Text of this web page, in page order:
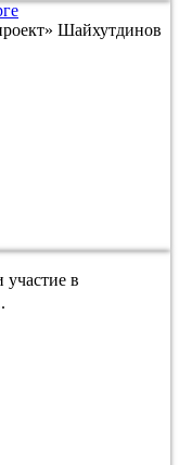
Шайхутдинов
в